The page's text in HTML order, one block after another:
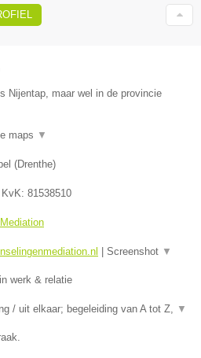
Nijentap, maar wel in de provincie
maps ▼
(Drenthe)
, KvK: 81538510
Screenshot ▼
werk & relatie
/ uit elkaar; begeleiding van A tot Z, ▼